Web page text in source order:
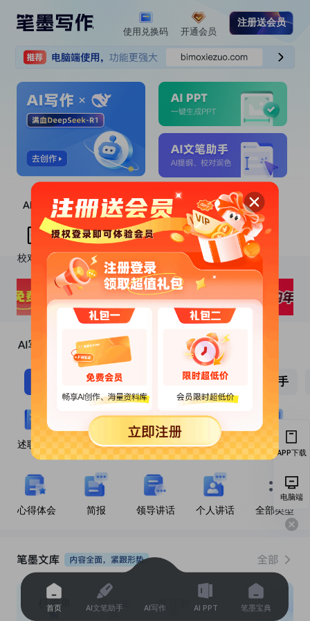
首页 AI文笔助手 AI写作 AI PPT 笔墨宝典
使用兑换码 开通会员
注册送会员
校对润色 AI提纲 改写降重 文章续写文本仿写文本缩写
职场办公 学生必备 教学助手
述职报告
述职述廉
报告
部门工作
总结
专项工作
总结
个人工作
总结
心得体会 简报 领导讲话 个人讲话 全部类型
机关单
位
学生文
库
教师教
APP下载
电脑端